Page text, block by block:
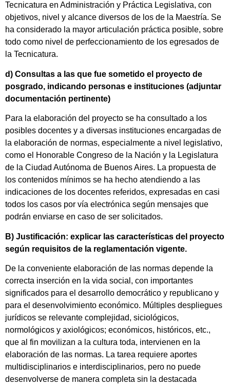
Tecnicatura en Administración y Práctica Legislativa, con
objetivos, nivel y alcance diversos de los de la Maestría. Se
ha considerado la mayor articulación práctica posible, sobre
todo como nivel de perfeccionamiento de los egresados de
la Tecnicatura.
d) Consultas a las que fue sometido el proyecto de
posgrado, indicando personas e instituciones (adjuntar
documentación pertinente)
Para la elaboración del proyecto se ha consultado a los
posibles docentes y a diversas instituciones encargadas de
la elaboración de normas, especialmente a nivel legislativo,
como el Honorable Congreso de la Nación y la Legislatura
de la Ciudad Autónoma de Buenos Aires. La propuesta de
los contenidos mínimos se ha hecho atendiendo a las
indicaciones de los docentes referidos, expresadas en casi
todos los casos por vía electrónica según mensajes que
podrán enviarse en caso de ser solicitados.
B) Justificación: explicar las características del proyecto
según requisitos de la reglamentación vigente.
De la conveniente elaboración de las normas depende la
correcta inserción en la vida social, con importantes
significados para el desarrollo democrático y republicano y
para el desenvolvimiento económico. Múltiples despliegues
jurídicos se relevante complejidad, siciológicos,
normológicos y axiológicos; económicos, históricos, etc.,
que al fin movilizan a la cultura toda, intervienen en la
elaboración de las normas. La tarea requiere aportes
multidisciplinarios e interdisciplinarios, pero no puede
desenvolverse de manera completa sin la destacada